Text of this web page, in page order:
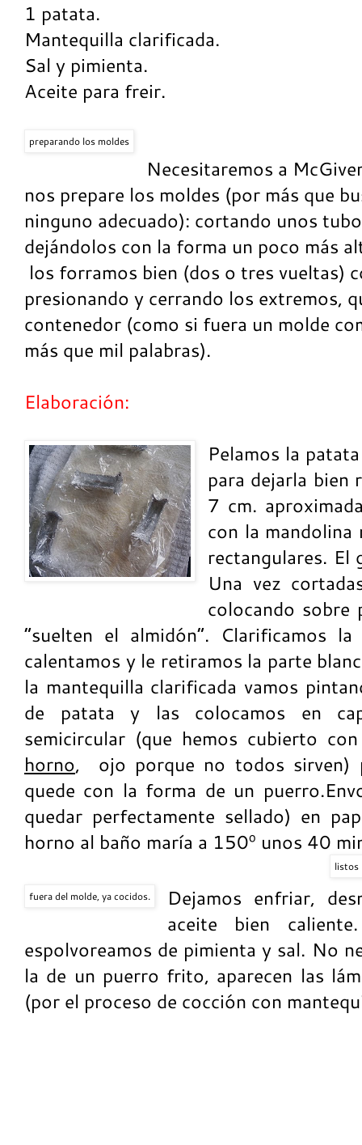
1 patata.
Mantequilla clarificada.
Sal y pimienta.
Aceite para freir.
preparando los moldes
Necesitaremos a
nos prepare los moldes (por más que
ninguno adecuado): cortando unos
dejándolos con la forma un poco más
los forramos bien (dos o tres vueltas)
presionando y cerrando los extremos,
contenedor (como si fuera un molde
más que mil palabras).
Elaboración:
Pelamos la
para dejarla bien
7 cm.
con la mandolina
rectangulares. El
Una vez
colocando sobre
“suelten el almidón”. Clarificamos
calentamos y le retiramos la parte
la mantequilla clarificada vamos
de patata y las colocamos en
semicircular (que hemos cubierto
horno, ojo porque no todos sirven)
quede con la forma de un
quedar perfectamente sellado) en
horno al baño maría a 150º unos 40
listos
fuera del molde, ya cocidos.
Dejamos enfriar,
aceite bien
espolvoreamos de pimienta y sal. No
la de un puerro frito, aparecen las
(por el proceso de cocción con